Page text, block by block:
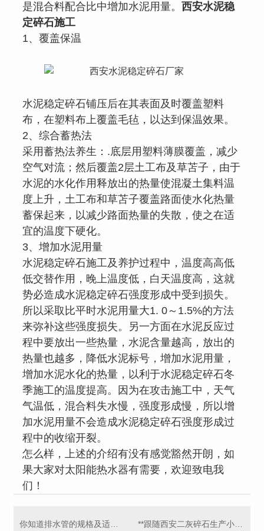
是混合料配合比中增加水泥用量。西安水泥稳
定碎石施工
1、覆盖保温
水泥稳定碎石铺压后在其表面及时覆盖塑料
布，在塑料布上覆盖毛毡，以达到保温效果。
2、综合蓄热法
采用蓄热法养生：.底层用塑料薄膜覆盖，减少
空气对流；然后覆盖2层土工布及草苫子，由于
水泥的水化作用释放出的热量使混凝土集料温
度上升，土工布和草苫子覆盖路面使水化热量
蓄保起来，以减少路面热量的失散，使之在适
宜的温度下硬化。
3、增加水泥用量
水泥稳定碎石施工及养护过程中，温度高高低
低交替作用，晚上温度低，白天温度高，这就
势必造成水泥稳定碎石强度形成中受到损失。
所以采取比平时水泥用量大1. 0～1.5%的方法
来弥补这些强度损失。另一方面在水泥反应过
程中要放出一些热量，水泥含量越高，放出的
热量也越多，降低水泥标号，增加水泥用量，
增加水泥水化的热量，以利于水泥稳定碎石冬
季施工的温度提高。因为在攻击施工中，天气
气温低，混合料失水慢，强度形成慢，所以增
加水泥用量不会造成水泥稳定碎石强度形成过
程中的收缩开裂。
怎么样，上述的介绍有没有感觉豁然开朗，如
果大家对太阳能热水器有需要，欢迎致电我
们！